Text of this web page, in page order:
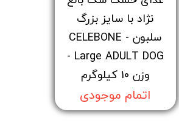
نژاد با سایز بزرگ
سلبون - CELEBONE
Large ADULT DOG -
وزن 10 کیلوگرم
اتمام موجودی